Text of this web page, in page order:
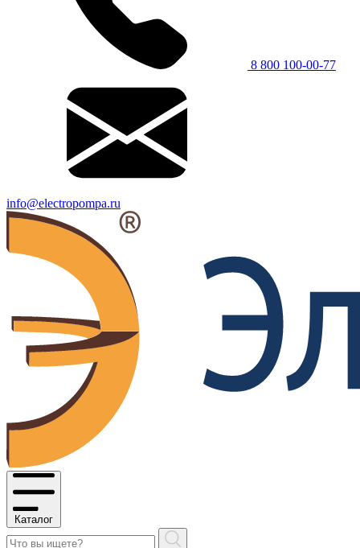
8 800 100-00-77
info@electropompa.ru
Каталог